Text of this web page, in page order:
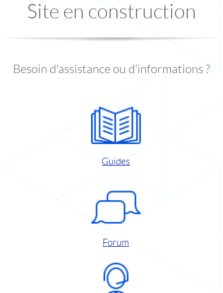
Site en construction
Besoin d'assistance ou d'informations ?
Guides
Forum